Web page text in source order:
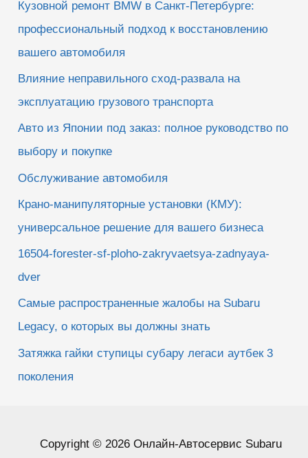
Кузовной ремонт BMW в Санкт-Петербурге:
профессиональный подход к восстановлению
вашего автомобиля
Влияние неправильного сход-развала на
эксплуатацию грузового транспорта
Авто из Японии под заказ: полное руководство по
выбору и покупке
Обслуживание автомобиля
Крано-манипуляторные установки (КМУ):
универсальное решение для вашего бизнеса
16504-forester-sf-ploho-zakryvaetsya-zadnyaya-
dver
Самые распространенные жалобы на Subaru
Legacy, о которых вы должны знать
Затяжка гайки ступицы субару легаси аутбек 3
поколения
Copyright © 2026 Онлайн-Автосервис Subaru